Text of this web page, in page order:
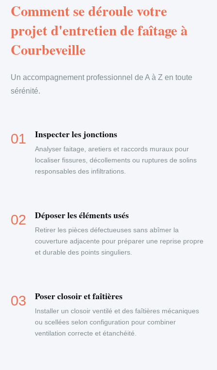
Comment se déroule votre
projet d'entretien de faîtage à
Courbeveille
Un accompagnement professionnel de A à Z en toute
sérénité.
Inspecter les jonctions
Analyser faitage, aretiers et raccords muraux pour
localiser fissures, décollements ou ruptures de solins
responsables des infiltrations.
Déposer les éléments usés
Retirer les pièces défectueuses sans abîmer la
couverture adjacente pour préparer une reprise propre
et durable des points singuliers.
Poser closoir et faîtières
Installer un closoir ventilé et des faîtières mécaniques
ou scellées selon configuration pour combiner
ventilation correcte et étanchéité.